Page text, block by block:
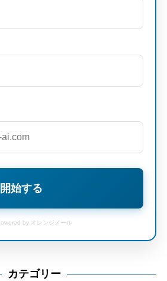
始する
by オレンジメール
カテゴリー